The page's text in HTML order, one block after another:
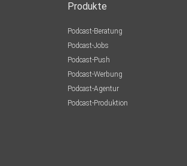
Produkte
Podcast-Beratung
Podcast-Jobs
Podcast-Push
Podcast-Werbung
Podcast-Agentur
Podcast-Produktion